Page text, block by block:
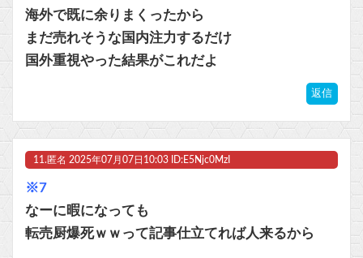
海外で既に余りまくったから
まだ売れそうな国内注力するだけ
国外重視やった結果がこれだよ
返信
11. 匿名 2025年07月07日10:03 ID:E5Njc0MzI
※7
なーに暇になっても
転売厨爆死ｗｗって記事仕立てれば人来るから